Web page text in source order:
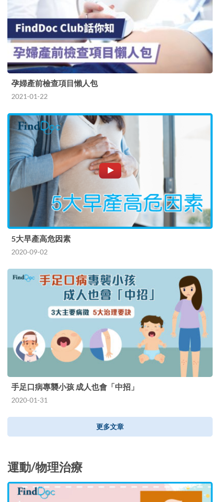
孕婦產前檢查項目懶人包
2021-01-22
5大早產高危因素
2020-09-02
手足口病專襲小孩 成人也會「中招」
2020-01-31
更多文章
運動/物理治療